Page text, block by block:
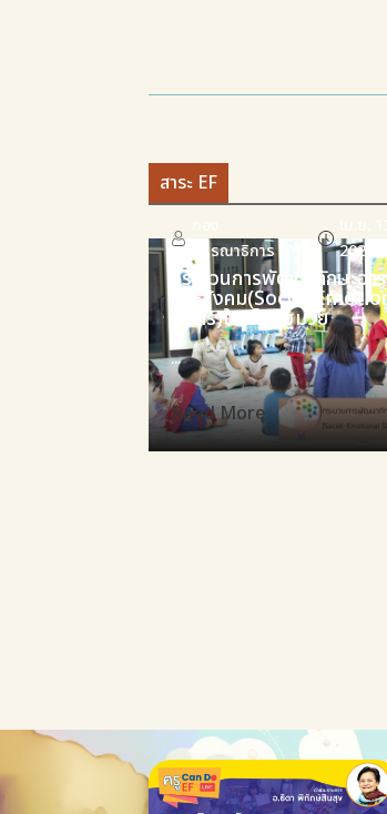
สาระ EF
บรรณาธิการ
2021
กระบวนการพัฒนาทักษะอ
และสังคม(Social-
Skills)ในเด็กปฐมวัย
...
Read More